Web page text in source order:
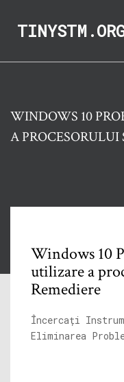
WINDOWS 10
A
Windows 10
utilizare a
Remediere
Încercați
Eliminarea